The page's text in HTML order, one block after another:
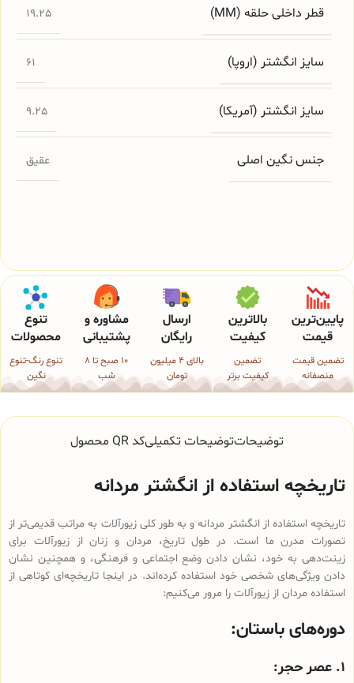
قطر داخلی حلقه (MM) 19.25
سایز انگشتر (اروپا) 61
سایز انگشتر (آمریکا) 9.25
جنس نگین اصلی عقیق
پایین‌ترین
قیمت
تضمین قیمت
منصفانه
بالاترین
کیفیت
تضمین
کیفیت برتر
ارسال
رایگان
بالای 4 میلیون
تومان
مشاوره و
پشتیبانی
10 صبح تا 8
شب
تنوع
محصولات
تنوع رنگ-تنوع
نگین
توضیحاتتوضیحات تکمیلیکد QR محصول
تاریخچه استفاده از انگشتر مردانه
تاریخچه استفاده از انگشتر مردانه و به طور کلی زیورآلات به مراتب قدیمی‌تر از
تصورات مدرن ما است. در طول تاریخ، مردان و زنان از زیورآلات برای
زینت‌دهی به خود، نشان دادن وضع اجتماعی و فرهنگی، و همچنین نشان
دادن ویژگی‌های شخصی خود استفاده کرده‌اند. در اینجا تاریخچه‌ای کوتاهی از
استفاده مردان از زیورآلات را مرور می‌کنیم:
دوره‌های باستان:
۱. عصر حجر: